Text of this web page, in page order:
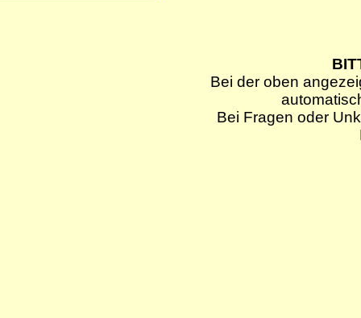
Bei der oben
Bei Fragen oder